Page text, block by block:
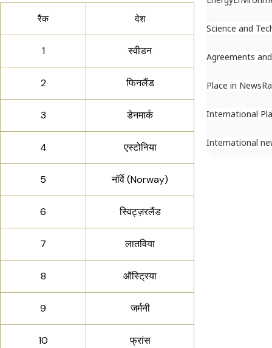
रैंक देश
1 स्वीडन
2 फिनलैंड
3 डेनमार्क
4 एस्टोनिया
5 नॉर्वे (Norway)
6 स्विट्ज़रलैंड
7 लातविया
8 ऑस्ट्रिया
9 जर्मनी
10 फ्रांस
Science and
Agreements
Place in News
International
International